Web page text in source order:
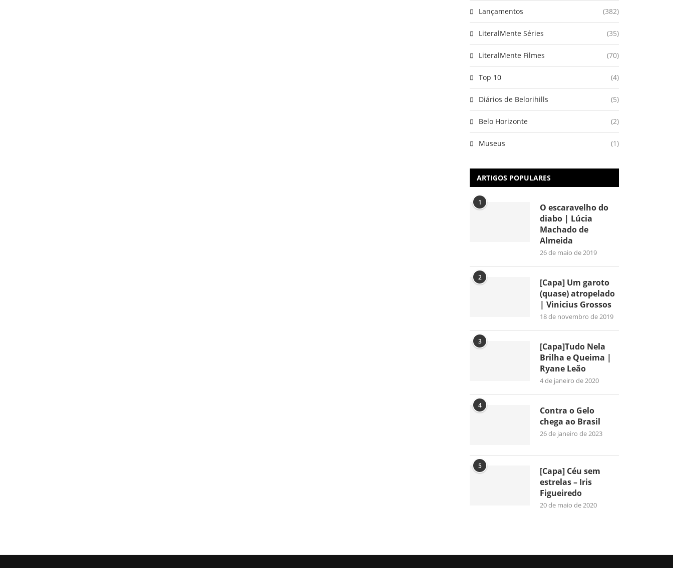
Lançamentos (382)
LiteralMente Séries (35)
LiteralMente Filmes (70)
Top 10 (4)
Diários de Belorihills (5)
Belo Horizonte (2)
Museus (1)
ARTIGOS POPULARES
1
O escaravelho do
diabo | Lúcia
Machado de
Almeida
26 de maio de 2019
2
[Capa] Um garoto
(quase) atropelado
| Vinicius Grossos
18 de novembro de 2019
3
[Capa]Tudo Nela
Brilha e Queima |
Ryane Leão
4 de janeiro de 2020
4
Contra o Gelo
chega ao Brasil
26 de janeiro de 2023
5
[Capa] Céu sem
estrelas – Iris
Figueiredo
20 de maio de 2020